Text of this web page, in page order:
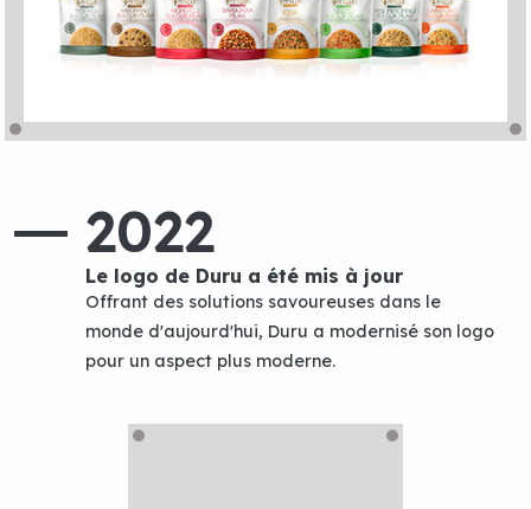
2022
Le logo de Duru a été mis à jour
Offrant des solutions savoureuses dans le
monde d'aujourd'hui, Duru a modernisé son logo
pour un aspect plus moderne.